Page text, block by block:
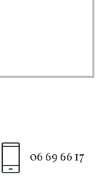
06 69 66 17